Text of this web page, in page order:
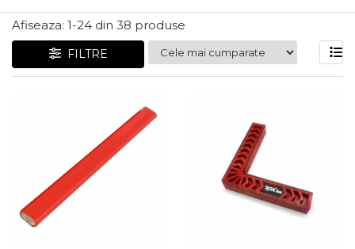
Articole Pentru Gradina
Accesorii Bucatarie
Cabluri Incalzitoare cu
Termostat
Accesorii Baie
Accesorii Telefoane
Casti Audio
Accesorii Laptop & PC
Afiseaza: 1-24 din 38 produse
FILTRE